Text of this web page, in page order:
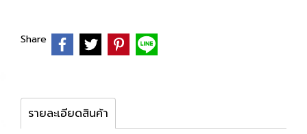
Share
รายละเอียดสินค้า